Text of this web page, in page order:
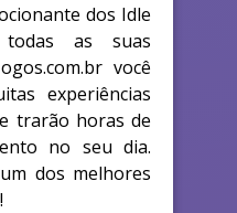
dos Idle
as suas
você
experiências
trarão horas de
no seu dia.
dos melhores